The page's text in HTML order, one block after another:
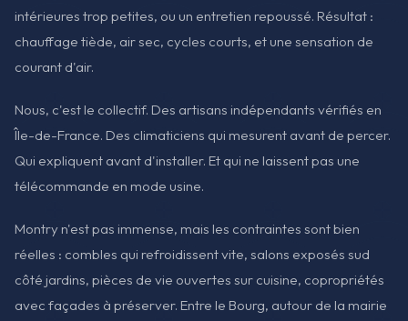
intérieures trop petites, ou un entretien repoussé. Résultat :
chauffage tiède, air sec, cycles courts, et une sensation de
courant d'air.
Nous, c'est le collectif. Des artisans indépendants vérifiés en
Île-de-France. Des climaticiens qui mesurent avant de percer.
Qui expliquent avant d'installer. Et qui ne laissent pas une
télécommande en mode usine.
Montry n'est pas immense, mais les contraintes sont bien
réelles : combles qui refroidissent vite, salons exposés sud
côté jardins, pièces de vie ouvertes sur cuisine, copropriétés
avec façades à préserver. Entre le Bourg, autour de la mairie